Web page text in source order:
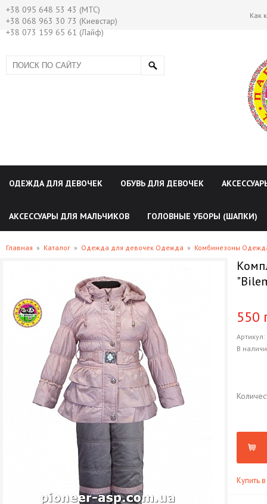
+38 095 648 53 43 (МТС)
+38 068 963 30 73 (Киевстар)
+38 073 159 65 61 (Лайф)
Как
ОДЕЖДА ДЛЯ ДЕВОЧЕК ОБУВЬ ДЛЯ ДЕВОЧЕК
АКСЕССУАРЫ ДЛЯ МАЛЬЧИКОВ ГОЛОВНЫЕ УБОРЫ (ШАПКИ)
Главная » Каталог » Одежда для девочек Одежда » Комбинезоны
550
Артикул:
В
Купить